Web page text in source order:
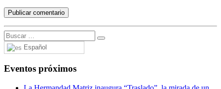
Español
Eventos próximos